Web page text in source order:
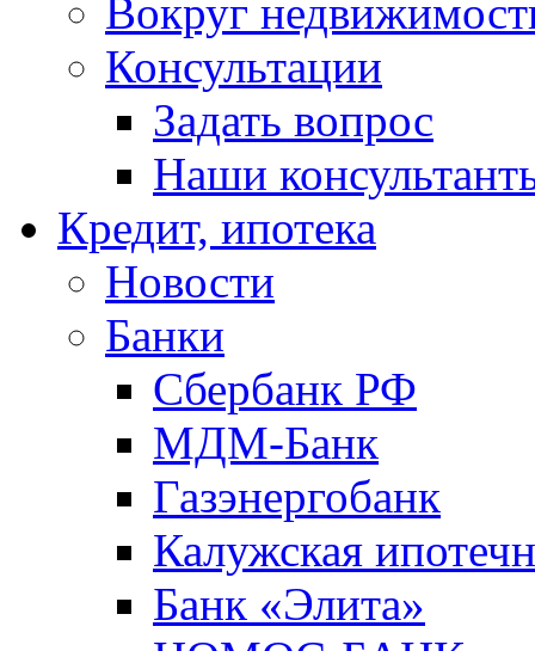
Вокруг
Консультации
Задать вопрос
Наши
Кредит, ипотека
Новости
Банки
Сбербанк РФ
МДМ-Банк
Газэнергобанк
Калужская
Банк «Элита»